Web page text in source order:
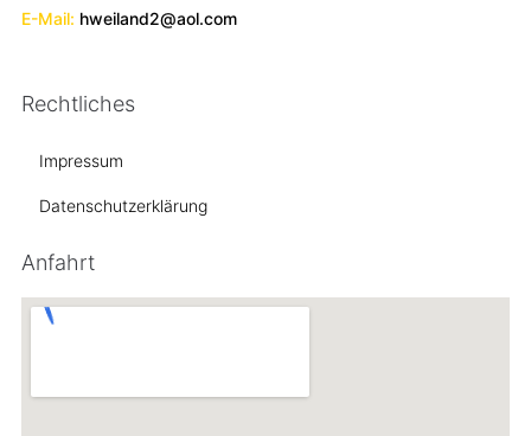
E-Mail: hweiland2@aol.com
Rechtliches
Impressum
Datenschutzerklärung
Anfahrt